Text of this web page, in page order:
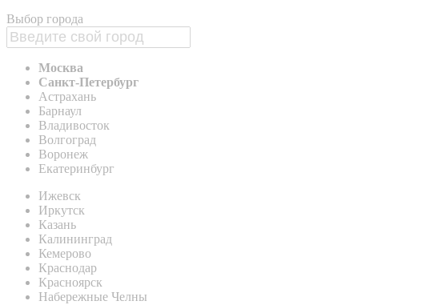
Выбор города
Москва
Санкт-Петербург
Астрахань
Барнаул
Владивосток
Волгоград
Воронеж
Екатеринбург
Ижевск
Иркутск
Казань
Калининград
Кемерово
Краснодар
Красноярск
Набережные Челны